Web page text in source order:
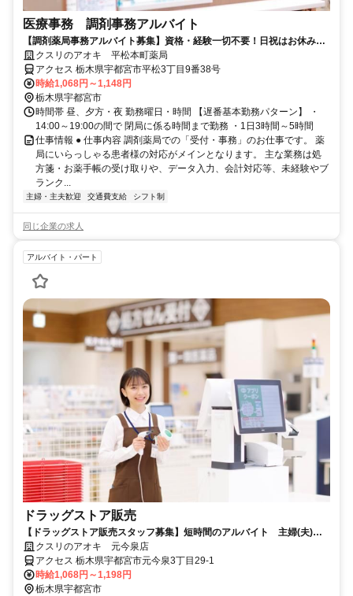
医療事務 調剤事務アルバイト
【調剤薬局事務アルバイト募集】資格・経験一切不要！日祝はお休みの
お仕事！
クスリのアオキ 平松本町薬局
アクセス 栃木県宇都宮市平松3丁目9番38号
時給1,068円～1,148円
栃木県宇都宮市
時間帯 昼、夕方・夜 勤務曜日・時間 【遅番基本勤務パターン】 ・
14:00～19:00の間で 閉局に係る時間まで勤務 ・1日3時間～5時間
仕事情報 ● 仕事内容 調剤薬局での「受付・事務」のお仕事です。 薬
局にいらっしゃる患者様の対応がメインとなります。 主な業務は処
方箋・お薬手帳の受け取りや、データ入力、会計対応等、未経験やブ
ランク...
主婦・主夫歓迎 交通費支給 シフト制
同じ企業の求人
アルバイト・パート
ドラッグストア販売
【ドラッグストア販売スタッフ募集】短時間のアルバイト 主婦(夫)歓
迎！！
クスリのアオキ 元今泉店
アクセス 栃木県宇都宮市元今泉3丁目29-1
時給1,068円～1,198円
栃木県宇都宮市